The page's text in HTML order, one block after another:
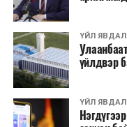
ҮЙЛ ЯВДАЛ
үйлдвэр
ҮЙЛ ЯВДАЛ